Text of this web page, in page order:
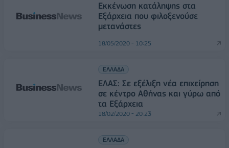
Εκκένωση κατάληψης στα
Εξάρχεια που φιλοξενούσε
μετανάστες
18/05/2020 - 10:25
ΕΛΛΑΔΑ
ΕΛΑΣ: Σε εξέλιξη νέα επιχείρηση
σε κέντρο Αθήνας και γύρω από
τα Εξάρχεια
18/02/2020 - 20:23
ΕΛΛΑΔΑ